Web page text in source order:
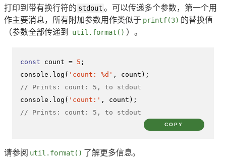
打印到带有换行符的 stdout 。可以传递多个参数，第一个用
作主要消息，所有附加参数用作类似于 printf(3) 的替换值
（参数全部传递到
util.format() ）。
const count = 5
console . log ( 'count: %d'
// Prints: count: 5, to stdout
console . log ( 'count:'
// Prints: count: 5, to stdout
COPY
请参阅 util.format() 了解更多信息。